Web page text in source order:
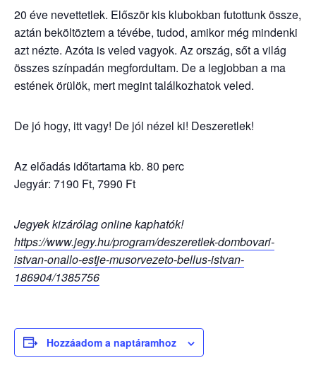
20 éve nevettetlek. Először kis klubokban futottunk össze,
aztán beköltöztem a tévébe, tudod, amikor még mindenki
azt nézte. Azóta is veled vagyok. Az ország, sőt a világ
összes színpadán megfordultam. De a legjobban a ma
estének örülök, mert megint találkozhatok veled.
De jó hogy, itt vagy! De jól nézel ki! Deszeretlek!
Az előadás időtartama kb. 80 perc
Jegyár: 7190 Ft, 7990 Ft
Jegyek kizárólag online kaphatók!
https://www.jegy.hu/program/deszeretlek-dombovari-
istvan-onallo-estje-musorvezeto-bellus-istvan-
186904/1385756
Hozzáadom a naptáramhoz